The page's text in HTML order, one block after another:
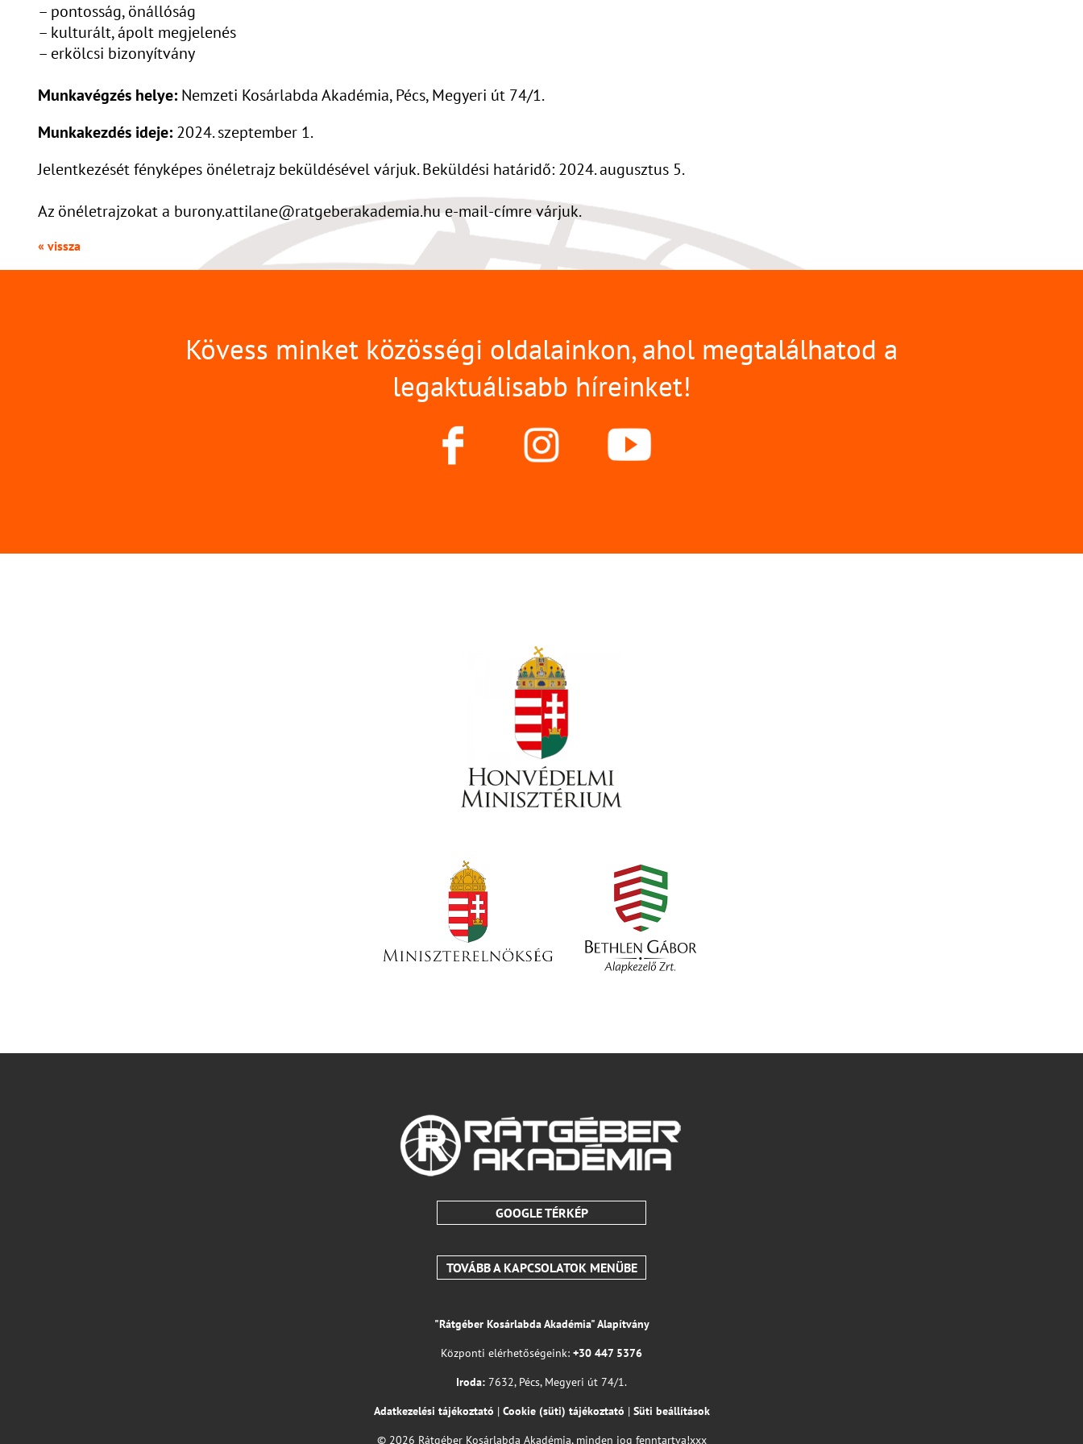
– pontosság, önállóság
– kulturált, ápolt megjelenés
– erkölcsi bizonyítvány
Munkavégzés helye: Nemzeti Kosárlabda Akadémia, Pécs, Megyeri út 74/1.
Munkakezdés ideje: 2024. szeptember 1.
Jelentkezését fényképes önéletrajz beküldésével várjuk. Beküldési határidő: 2024. augusztus 5.
Az önéletrajzokat a burony.attilane@ratgeberakademia.hu e-mail-címre várjuk.
« vissza
Kövess minket közösségi oldalainkon, ahol megtalálhatod a
legaktuálisabb híreinket!
GOOGLE TÉRKÉP
TOVÁBB A KAPCSOLATOK MENÜBE
"Rátgéber Kosárlabda Akadémia" Alapítvány
Központi elérhetőségeink: +30 447 5376
Iroda: 7632, Pécs, Megyeri út 74/1.
Adatkezelési tájékoztató | Cookie (süti) tájékoztató | Süti beállítások
© 2026 Rátgéber Kosárlabda Akadémia, minden jog fenntartva!xxx